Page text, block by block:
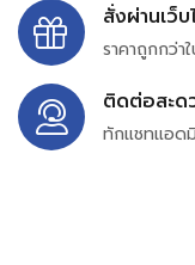
สั่งผ่านเว็
ราคาถูกกว่า
ติดต่อสะด
ทักแชทแอด